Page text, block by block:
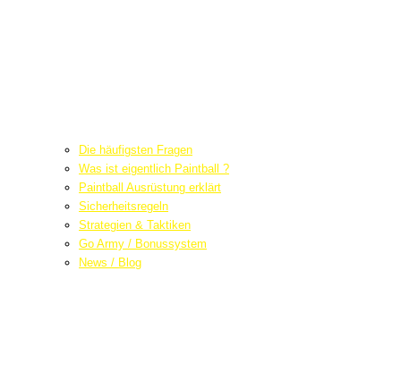
Die häufigsten Fragen
Was ist eigentlich Paintball ?
Paintball Ausrüstung erklärt
Sicherheitsregeln
Strategien & Taktiken
Go Army / Bonussystem
News / Blog